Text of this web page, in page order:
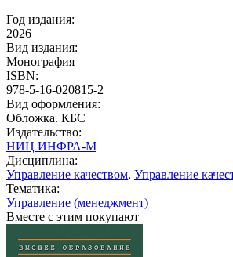
Год издания:
2026
Вид издания:
Монография
ISBN:
978-5-16-020815-2
Вид оформления:
Обложка. КБС
Издательство:
НИЦ ИНФРА-М
Дисциплина:
Управление качеством, Управление
Тематика:
Управление (менеджмент)
Вместе с этим покупают